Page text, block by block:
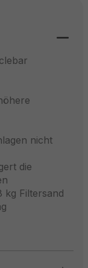
nicht
die
kg Filtersand